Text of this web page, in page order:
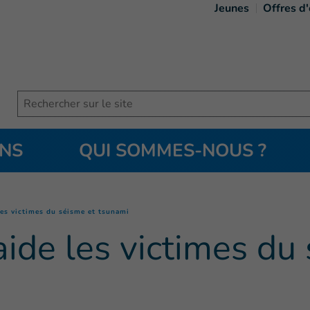
Jeunes Offres
Search
QUI SOMMES-NOUS ?
victimes du séisme et tsunami
les victimes du